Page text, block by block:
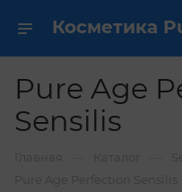
Pure Age
Sensilis